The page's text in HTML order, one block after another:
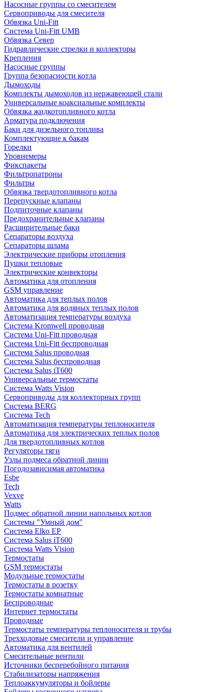
Насосные группы со смесителем
Сервоприводы для смесителя
Обвязка Uni-Fitt
Система Uni-Fitt UMB
Обвязка Север
Гидравлические стрелки и коллекторы
Крепления
Насосные группы
Группа безопасности котла
Дымоходы
Комплекты дымоходов из нержавеющей стали
Универсальные коаксиальные комплекты
Обвязка жидкотопливного котла
Арматура подключения
Баки для дизельного топлива
Комплектующие к бакам
Горелки
Уровнемеры
Фикспакеты
Фильтропатроны
Фильтры
Обвязка твердотопливного котла
Перепускные клапаны
Подпиточные клапаны
Предохранительные клапаны
Расширительные баки
Сепараторы воздуха
Сепараторы шлама
Электрические приборы отопления
Пушки тепловые
Электрические конвекторы
Автоматика для отопления
GSM управление
Автоматика для теплых полов
Автоматика для водяных теплых полов
Автоматизация температуры воздуха
Система Kromwell проводная
Система Uni-Fitt проводная
Система Uni-Fitt беспроводная
Система Salus проводная
Система Salus беспроводная
Система Salus iT600
Универсальные термостаты
Система Watts Vision
Сервоприводы для коллекторных групп
Система BERG
Система Tech
Автоматизация температуры теплоносителя
Автоматика для электрических теплых полов
Для твердотопливных котлов
Регуляторы тяги
Узлы подмеса обратной линии
Погодозависимая автоматика
Esbe
Tech
Vexve
Watts
Подмес обратной линии напольных котлов
Системы "Умный дом"
Система Elko EP
Система Salus iT600
Система Watts Vision
Термостаты
GSM термостаты
Модульные термостаты
Термостаты в розетку
Термостаты комнатные
Беспроводные
Интернет термостаты
Проводные
Термостаты температуры теплоносителя и трубы
Трехходовые смесители и управление
Автоматика для вентилей
Смесительные вентили
Источники бесперебойного питания
Стабилизаторы напряжения
Теплоаккумуляторы и бойлеры